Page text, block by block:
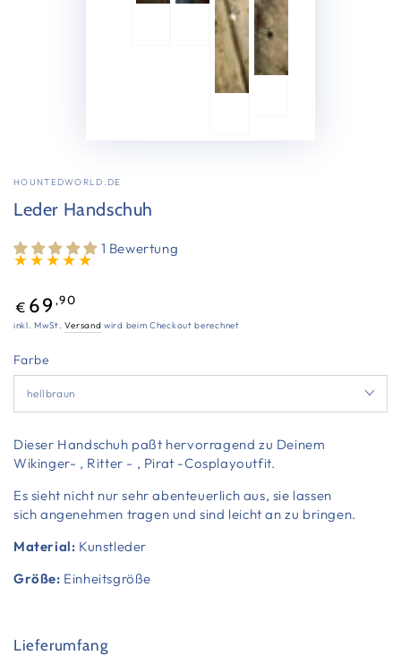
HOUNTEDWORLD.DE
Leder Handschuh
1 Bewertung
Regulärer
Preis
€ 69 ,90
inkl. MwSt.Versand wird beim Checkout berechnet
Farbe
Dieser Handschuh paßt hervorragend zu Deinem
Wikinger- , Ritter - , Pirat -Cosplayoutfit.
Es sieht nicht nur sehr abenteuerlich aus, sie lassen
sich angenehmen tragen und sind leicht an zu bringen.
Material: Kunstleder
Größe: Einheitsgröße
Lieferumfang